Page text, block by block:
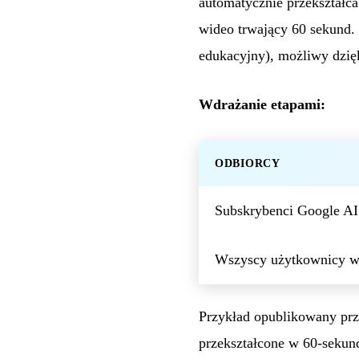
wideo trwający 60
edukacyjny), możliwy
Wdrażanie etapami:
ODBIORCY
Subskrybenci Google
Wszyscy użytkownicy
Przykład opublikowany
przekształcone w 60-